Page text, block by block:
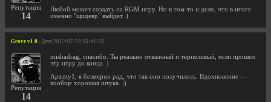
Репутация
14
Любой может создать на RGM игру. Но в том-то и дело, что в итоге
именно "щидевр" выйдет. )
Grove v1.0 | Дата 2012-07-29 16:41:58
Репутация
14
mishadrag, спасибо. Ты реально отважный и терпеливый, если прошел
эту игру до конца. )
Apxmy1, я безмерно рад, что так оно получилось. Вдохновение —
вообще хорошая штука. ;)